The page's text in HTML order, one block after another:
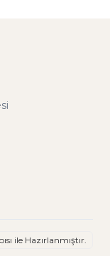
ile Hazırlanmıştır.